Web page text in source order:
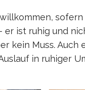
er ist ruhig und
kein Muss. Auch
in ruhiger